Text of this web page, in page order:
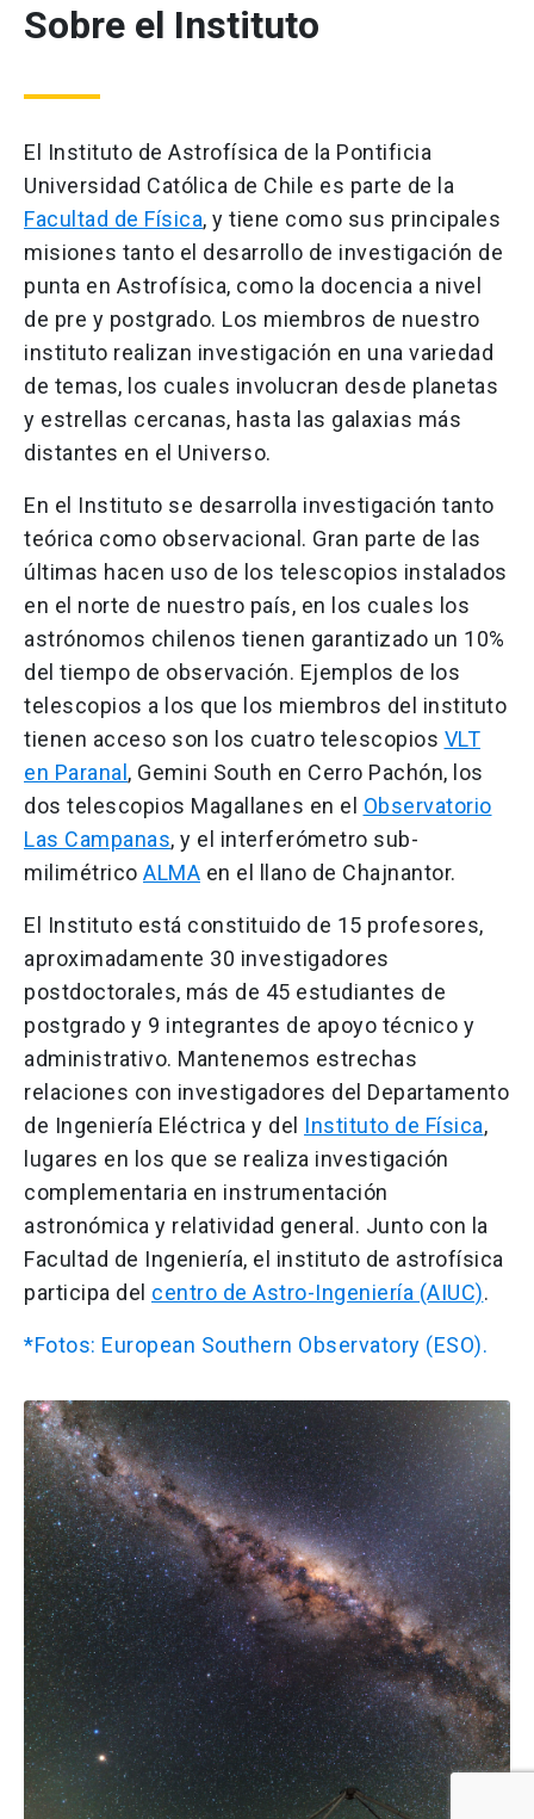
Sobre el Instituto
El Instituto de Astrofísica de la Pontificia
Universidad Católica de Chile es parte de la
Facultad de Física, y tiene como sus principales
misiones tanto el desarrollo de investigación de
punta en Astrofísica, como la docencia a nivel
de pre y postgrado. Los miembros de nuestro
instituto realizan investigación en una variedad
de temas, los cuales involucran desde planetas
y estrellas cercanas, hasta las galaxias más
distantes en el Universo.
En el Instituto se desarrolla investigación tanto
teórica como observacional. Gran parte de las
últimas hacen uso de los telescopios instalados
en el norte de nuestro país, en los cuales los
astrónomos chilenos tienen garantizado un 10%
del tiempo de observación. Ejemplos de los
telescopios a los que los miembros del instituto
tienen acceso son los cuatro telescopios VLT
en Paranal , Gemini South en Cerro Pachón, los
dos telescopios Magallanes en el Observatorio
Las Campanas, y el interferómetro sub-
milimétrico ALMA en el llano de Chajnantor.
El Instituto está constituido de 15 profesores,
aproximadamente 30 investigadores
postdoctorales, más de 45 estudiantes de
postgrado y 9 integrantes de apoyo técnico y
administrativo. Mantenemos estrechas
relaciones con investigadores del Departamento
de Ingeniería Eléctrica y del Instituto de Física,
lugares en los que se realiza investigación
complementaria en instrumentación
astronómica y relatividad general. Junto con la
Facultad de Ingeniería, el instituto de astrofísica
participa del centro de Astro-Ingeniería (AIUC).
*Fotos: European Southern Observatory (ESO).